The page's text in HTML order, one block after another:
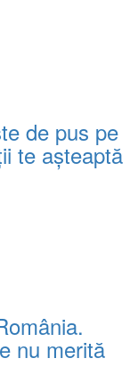
de pus pe
te așteaptă
nu merită